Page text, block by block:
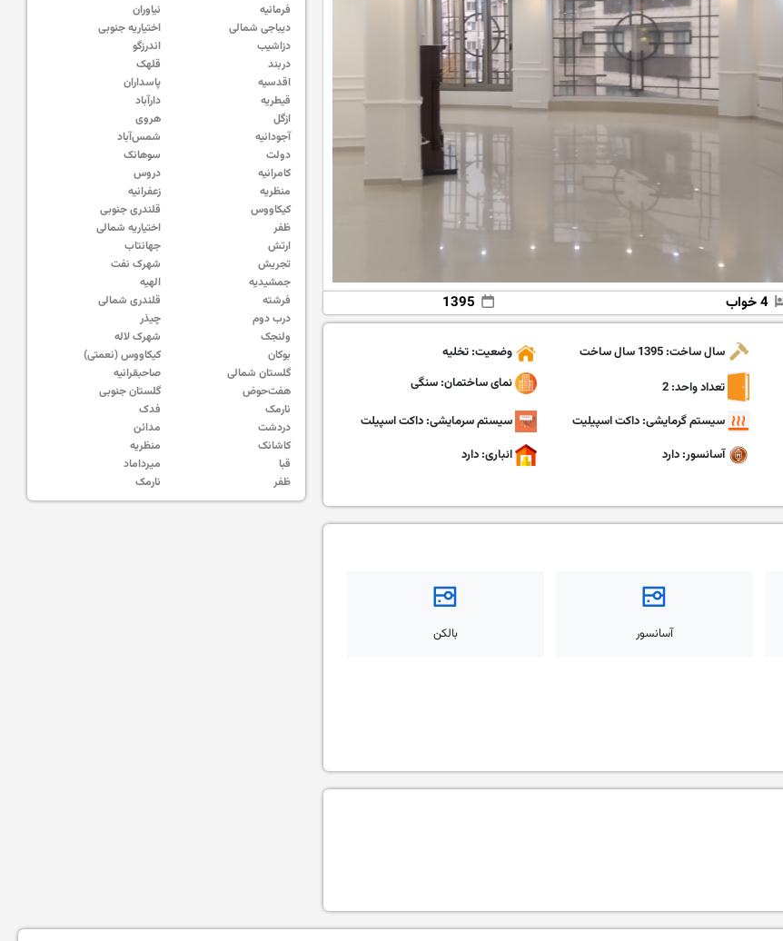
4 خواب 1395
سال ساخت: 1395 سال ساخت
وضعیت: تخلیه
تعداد واحد: 2 نمای ساختمان: سنگی
سیستم گرمایشی: داکت اسپیلیت
سیستم سرمایشی: داکت اسپیلت
آسانسور: دارد
انباری: دارد
آسانسور بالکن
فرمانیه
نیاوران
دیباجی شمالی
اختیاریه جنوبی
دزاشیب
اندرزگو
دربند
قلهک
اقدسیه
پاسداران
قیطریه
دارآباد
ازگل
هروی
آجودانیه
شمس‌آباد
دولت
سوهانک
کامرانیه
دروس
منظریه
زعفرانیه
کیکاووس
قلندری جنوبی
ظفر
اختیاریه شمالی
ارتش
جهانتاب
تجریش
شهرک نفت
جمشیدیه
الهیه
فرشته
قلندری شمالی
درب دوم
چیذر
ولنجک
شهرک لاله
بوکان
کیکاووس (نعمتی)
گلستان شمالی
صاحبقرانیه
هفت‌حوض
گلستان جنوبی
نارمک
فدک
دردشت
مدائن
کاشانک
منظریه
قبا
میرداماد
ظفر
نارمک